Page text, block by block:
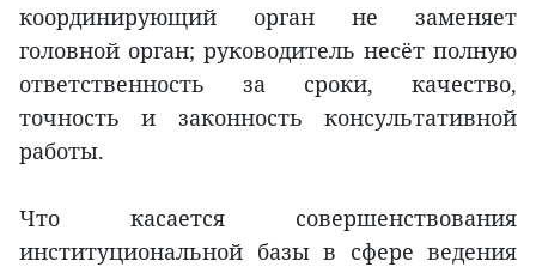
координирующий орган не заменяет
головной орган; руководитель несёт полную
ответственность за сроки, качество,
точность и законность консультативной
работы.
Что касается совершенствования
институциональной базы в сфере ведения